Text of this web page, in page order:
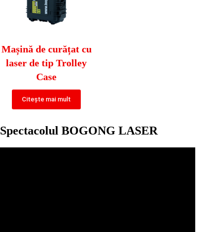
Mașină de curățat cu
laser de tip Trolley
Case
Citește mai mult
Spectacolul BOGONG LASER